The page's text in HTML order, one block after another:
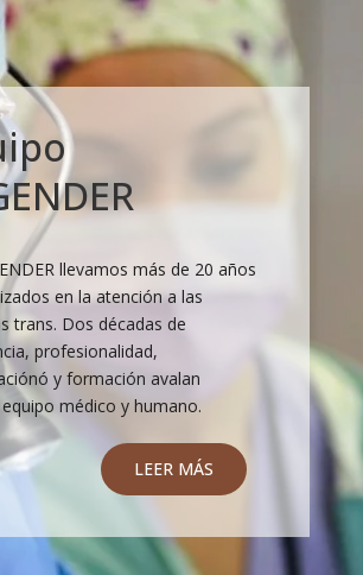
llevamos más de 20 años
en la atención a las
trans. Dos décadas de
profesionalidad,
y formación avalan
médico y humano.
LEER MÁS